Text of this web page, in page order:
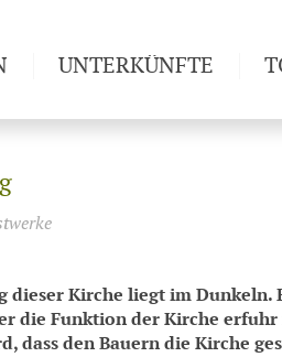
dieser Kirche liegt im Dunkeln.
die Funktion der Kirche
dass den Bauern die Kirche
UNTERKÜNFTE